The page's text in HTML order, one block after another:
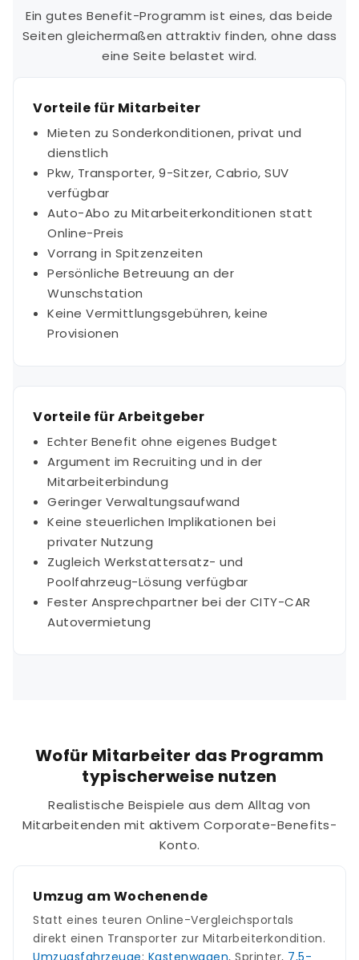
Ein gutes Benefit-Programm ist eines, das beide
Seiten gleichermaßen attraktiv finden, ohne dass
eine Seite belastet wird.
Vorteile für Mitarbeiter
Mieten zu Sonderkonditionen, privat und
dienstlich
Pkw, Transporter, 9-Sitzer, Cabrio, SUV
verfügbar
Auto-Abo zu Mitarbeiterkonditionen statt
Online-Preis
Vorrang in Spitzenzeiten
Persönliche Betreuung an der
Wunschstation
Keine Vermittlungsgebühren, keine
Provisionen
Vorteile für Arbeitgeber
Echter Benefit ohne eigenes Budget
Argument im Recruiting und in der
Mitarbeiterbindung
Geringer Verwaltungsaufwand
Keine steuerlichen Implikationen bei
privater Nutzung
Zugleich Werkstattersatz- und
Poolfahrzeug-Lösung verfügbar
Fester Ansprechpartner bei der CITY-CAR
Autovermietung
Wofür Mitarbeiter das Programm
typischerweise nutzen
Realistische Beispiele aus dem Alltag von
Mitarbeitenden mit aktivem Corporate-Benefits-
Konto.
Umzug am Wochenende
Statt eines teuren Online-Vergleichsportals
direkt einen Transporter zur Mitarbeiterkondition.